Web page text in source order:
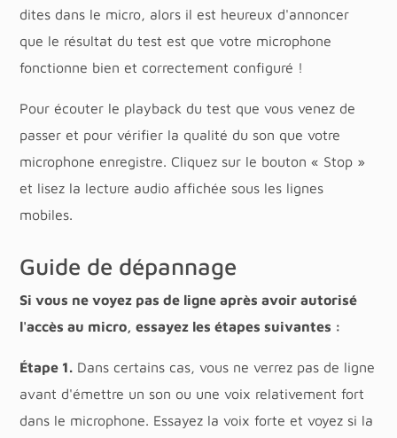
dites dans le micro, alors il est heureux d'annoncer
que le résultat du test est que votre microphone
fonctionne bien et correctement configuré !
Pour écouter le playback du test que vous venez de
passer et pour vérifier la qualité du son que votre
microphone enregistre. Cliquez sur le bouton « Stop »
et lisez la lecture audio affichée sous les lignes
mobiles.
Guide de dépannage
Si vous ne voyez pas de ligne après avoir autorisé
l'accès au micro, essayez les étapes suivantes :
Étape 1. Dans certains cas, vous ne verrez pas de ligne
avant d'émettre un son ou une voix relativement fort
dans le microphone. Essayez la voix forte et voyez si la